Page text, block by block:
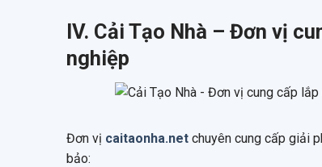
IV. Cải Tạo Nhà – Đơn vị
nghiệp
Đơn vị caitaonha.net chuyên cung cấp giải
bảo: